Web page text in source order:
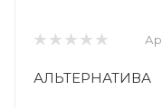
АЛЬТЕРНАТИВА